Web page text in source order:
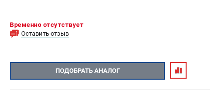
Временно отсутствует
Оставить отзыв
ПОДОБРАТЬ АНАЛОГ